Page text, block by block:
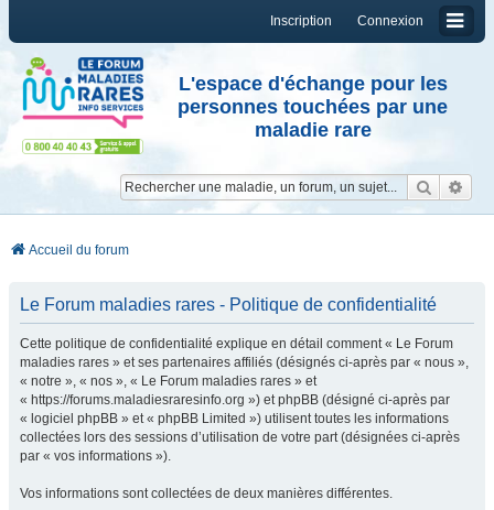
Connexion
Inscription
L'espace d'échange pour les
personnes touchées par une
maladie rare
Accueil du forum
Le Forum maladies rares - Politique de confidentialité
Cette politique de confidentialité explique en détail comment « Le Forum
maladies rares » et ses partenaires affiliés (désignés ci-après par « nous »,
« notre », « nos », « Le Forum maladies rares » et
« https://forums.maladiesraresinfo.org ») et phpBB (désigné ci-après par
« logiciel phpBB » et « phpBB Limited ») utilisent toutes les informations
collectées lors des sessions d’utilisation de votre part (désignées ci-après
par « vos informations »).
Vos informations sont collectées de deux manières différentes.